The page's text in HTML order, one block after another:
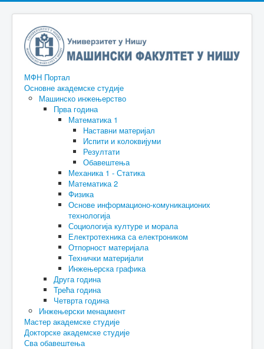
МФН Портал
Основне академске студије
Машинско инжењерство
Прва година
Математика 1
Наставни материјал
Испити и колоквијуми
Резултати
Обавештења
Механика 1 - Статика
Математика 2
Физика
Основе информационо-комуникационих
технологија
Социологија културе и морала
Електротехника са електроником
Отпорност материјала
Технички материјали
Инжењерска графика
Друга година
Трећа година
Четврта година
Инжењерски менаџмент
Мастер академске студије
Докторске академске студије
Сва обавештења